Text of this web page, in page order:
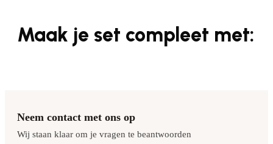
Maak je set compleet met:
Neem contact met ons op
Wij staan klaar om je vragen te beantwoorden